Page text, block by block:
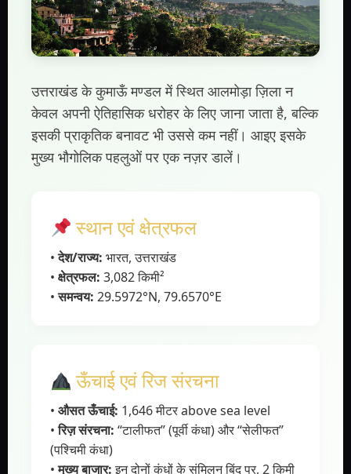
उत्तराखंड के कुमाऊँ मण्डल में स्थित आलमोड़ा ज़िला न
केवल अपनी ऐतिहासिक धरोहर के लिए जाना जाता है, बल्कि
इसकी प्राकृतिक बनावट भी उससे कम नहीं। आइए इसके
मुख्य भौगोलिक पहलुओं पर एक नज़र डालें।
स्थान एवं क्षेत्रफल
•देश/राज्य: भारत, उत्तराखंड
• क्षेत्रफल: 3,082 किमी²
•समन्वय: 29.5972°N, 79.6570°E
ऊँचाई एवं रिज संरचना
• औसत ऊँचाई: 1,646 मीटर above sea level
•रिज़ संरचना: “टालीफत” (पूर्वी कंधा) और “सेलीफत”
(पश्चिमी कंधा)
•मुख्य बाजार:इन दोनों कंधों के संमिलन बिंदु पर, 2 किमी